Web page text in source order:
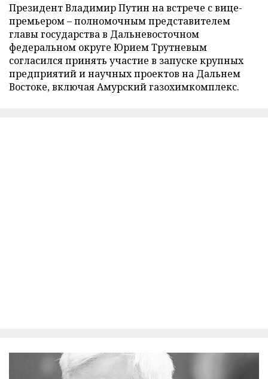
Президент Владимир Путин на встрече с вице-
премьером – полномочным представителем
главы государства в Дальневосточном
федеральном округе Юрием Трутневым
согласился принять участие в запуске крупных
предприятий и научных проектов на Дальнем
Востоке, включая Амурский газохимкомплекс.